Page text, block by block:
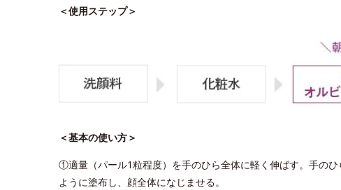
＜使用ステップ＞
＜基本の使い方＞
①適量（パール1粒程度）を手のひら全体に軽く伸ばす。手の
ように塗布し、顔全体になじませる。